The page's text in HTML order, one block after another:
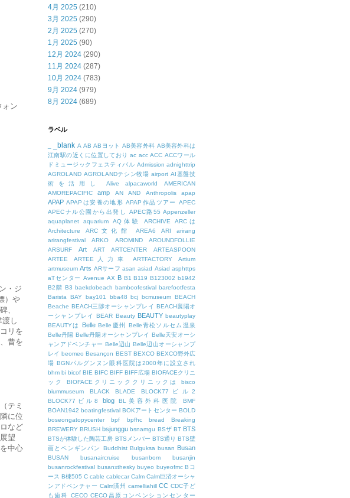
ォン
・ジ
）や
、
し
リを
昔を
テミ
に位
など
望
中心
4月 2025 (210)
3月 2025 (290)
2月 2025 (270)
1月 2025 (90)
12月 2024 (290)
11月 2024 (287)
10月 2024 (783)
9月 2024 (979)
8月 2024 (689)
ラベル
_blank A AB ABヨット AB美容外科 AB美容外科は
江南駅の近くに位置しており ac acc ACC ACCワール
ドミュージックフェスティバル Admission adnighttrip
AGROLAND AGROLANDテシン牧場 airport AI基盤技
術を活用し
Alive alpacaworld
AMERICAN
AMOREPACIFIC
amp AN AND Anthropolis apap
APAP APAPは安養の地形 APAP作品ツアー
APEC
APECナル公園から出発し
APEC路55 Appenzeller
aquaplanet
aquarium AQ体験 ARCHIVE
ARCは
Architecture
ARC文化館 AREA6 ARI
arirang
arirangfestival
ARKO AROMIND
AROUNDFOLLIE
ARSURF
Art ART ARTCENTER
ARTEASPOON
ARTEE
ARTEE人力車 ARTFACTORY
Artium
artmuseum Arts ARサーフ asan asiad Asiad asphttps
aTセンター Avenue AX B B1 B119 B123002 b1942
B2階 B3 baekdobeach bamboofestival barefootfesta
Barista
BAY bay101 bba48 bcj bcmuseum BEACH
Beache BEACH三陟オーシャンプレイ BEACH襄陽オ
ーシャンプレイ
BEAR Beauty BEAUTY beautyplay
BEAUTYは
Belle Belle慶州
Belle青松ソルセム温泉
Belle丹陽 Belle丹陽オーシャンプレイ Belle天安オーシ
ャンアドベンチャー Belle辺山 Belle辺山オーシャンプ
レイ beomeo Besançon BEST BEXCO BEXCO野外広
場 BGNパルグンヌン眼科医院は2000年に設立され
bhm bi bicof BIE BIFC BIFF BIFF広場 BIOFACEクリニ
ック
BIOFACEクリニッククリニックは
bisco
biummuseum
BLACK BLADE
BLOCK77ビル2
BLOCK77ビル8
blog BL美容外科医院
BMF
BOAN1942 boatingfestival BOKアートセンター BOLD
boseongatopycenter
bpf bpfhc bread
Breaking
BREWERY BRUSH bsjunggu bsnamgu BSザ BT BTS
BTSが体験した陶芸工房 BTSメンバー BTS通り BTS壁
画とペンギンパン
Buddhist Bulguksa busan Busan
BUSAN busanaircruise busanbom
busanjin
busanrockfestival busanxthesky buyeo buyeofmc Bコ
ース B棟505 C cable cablecar Calm Calm巨済オーシャ
ンアドベンチャー Calm済州 camelliahill CC CDC子ど
も歯科 CECO CECO昌原コンベンションセンター